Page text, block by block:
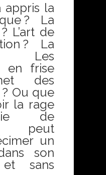
appris la
? La
L’art de
? La
? Les
en frise
des
Ou que
la rage
de
peut
un
son
et sans